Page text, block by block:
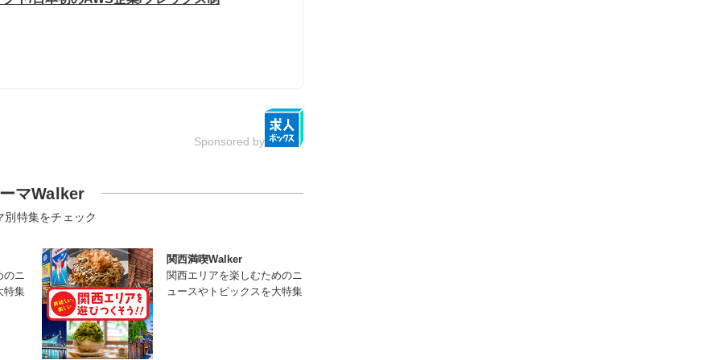
Sponsored by
マWalker
別特集をチェック
のニ
特集
関西満喫Walker
関西エリアを楽しむためのニ
ュースやトピックスを大特集